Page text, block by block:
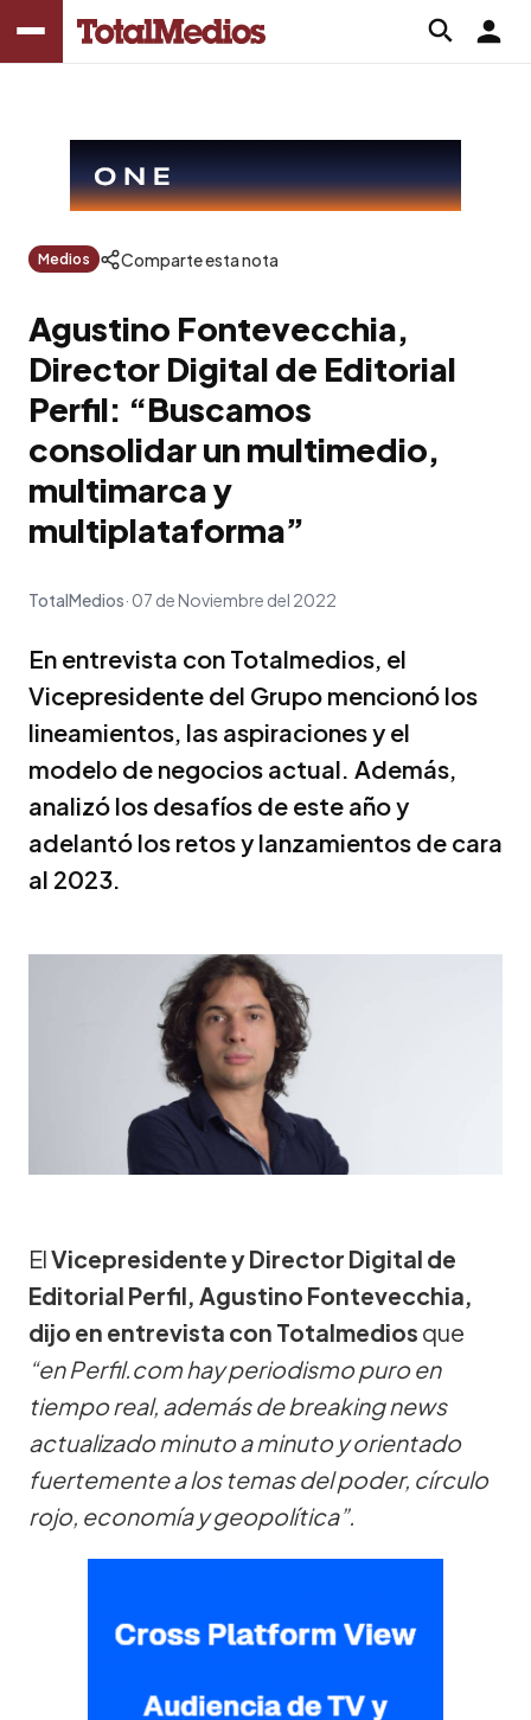
Medios Comparte esta nota
Agustino Fontevecchia,
Director Digital de Editorial
Perfil: “Buscamos
consolidar un multimedio,
multimarca y
multiplataforma”
TotalMedios 07 de Noviembre del 2022
En entrevista con Totalmedios, el
Vicepresidente del Grupo mencionó los
lineamientos, las aspiraciones y el
modelo de negocios actual. Además,
analizó los desafíos de este año y
adelantó los retos y lanzamientos de cara
al 2023.
ElVicepresidente y Director Digital de
Editorial Perfil, Agustino Fontevecchia,
dijo en entrevista con Totalmedios que
“en Perfil.com hay periodismo puro en
tiempo real, además de breaking news
actualizado minuto a minuto y orientado
fuertemente a los temas del poder, círculo
rojo, economía y geopolítica”.